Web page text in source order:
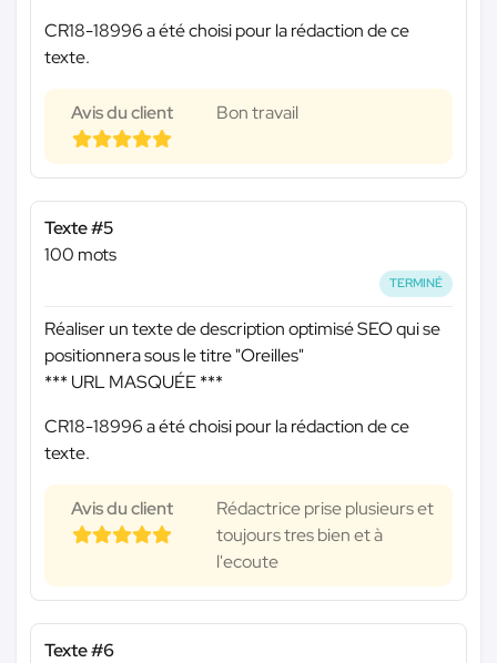
CR18-18996 a été choisi pour la rédaction de ce
texte.
Avis du client Bon travail
Texte #5
100 mots
TERMINÉ
Réaliser un texte de description optimisé SEO qui se
positionnera sous le titre "Oreilles"
*** URL MASQUÉE ***
CR18-18996 a été choisi pour la rédaction de ce
texte.
Avis du client
Rédactrice prise plusieurs et
toujours tres bien et à
l'ecoute
Texte #6